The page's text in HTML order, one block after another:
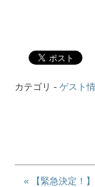
カテゴリ - ゲスト
« 【緊急決定！